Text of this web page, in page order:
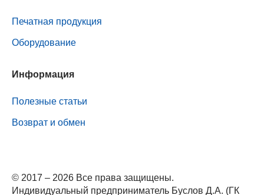
Печатная продукция
Оборудование
Информация
Полезные статьи
Возврат и обмен
© 2017 – 2026 Все права защищены.
Индивидуальный предприниматель Буслов Д.А. (ГК